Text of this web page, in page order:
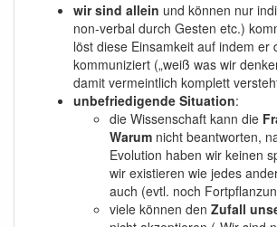
wir sind allein und können nur
non-verbal durch Gesten etc.)
löst diese Einsamkeit auf indem er
kommuniziert („weiß was wir
damit vermeintlich komplett
unbefriedigende Situation:
die Wissenschaft kann die
Warum nicht beantworten,
Evolution haben wir keinen
wir existieren wie jedes
auch (evtl. noch
viele können den Zufall